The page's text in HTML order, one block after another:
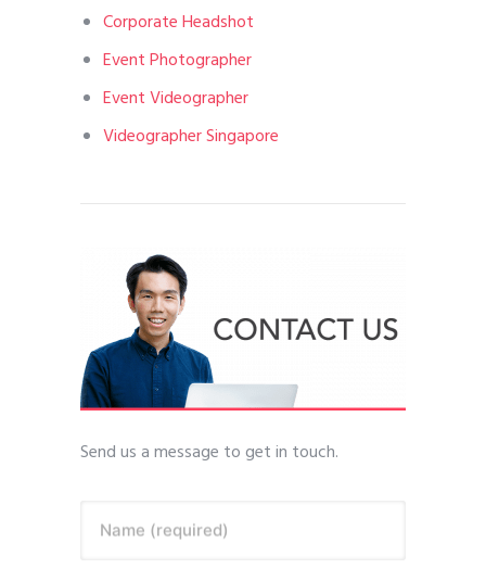
Corporate Headshot
Event Photographer
Event Videographer
Videographer Singapore
Send us a message to get in touch.
Name (required)